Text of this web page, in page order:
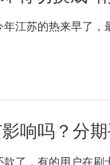
江苏的热来早了
响吗？分
了，有的用户在